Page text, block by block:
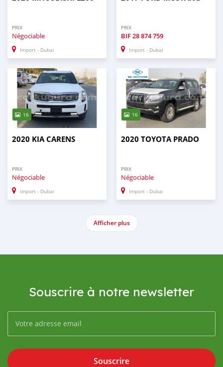
PRIX
Négociable
Import - Dubai
PRIX
BIF28 874 759
Import - Dubai
16
2020 KIA CARENS
PRIX
Négociable
Import - Dubai
16
2020 TOYOTA PRADO
PRIX
Négociable
Import - Dubai
Afficher plus
Souscrire à notre newsletter
Souscrire